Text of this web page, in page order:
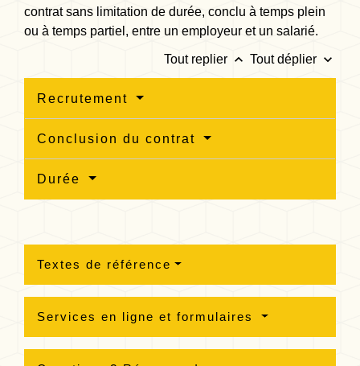
contrat sans limitation de durée, conclu à temps plein
ou à temps partiel, entre un employeur et un salarié.
Tout replier keyboard_arrow_up Tout déplier keyboard_arrow_down
Recrutement
Conclusion du contrat
Durée
Textes de référence
Services en ligne et formulaires